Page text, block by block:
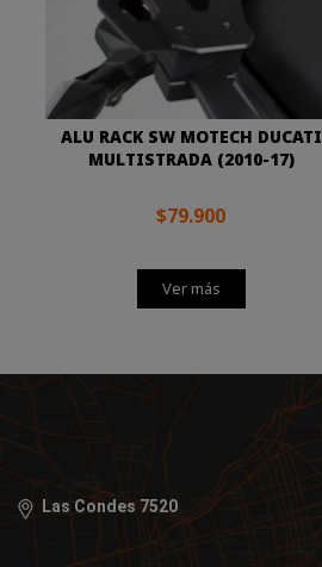
ALU RACK SW MOTECH DUCATI
MULTISTRADA (2010-17)
$79.900
Ver más
Las Condes 7520